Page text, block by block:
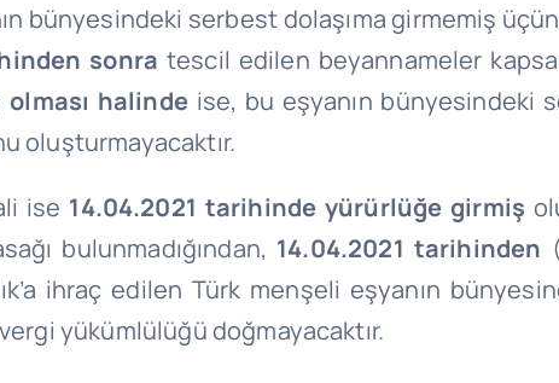
bünyesindeki serbest dolaşıma girmemiş
sonra tescil edilen beyannameler
olması halindeise, bu eşyanın bünyesindeki
oluşturmayacaktır.
ise 14.04.2021 tarihinde yürürlüğe girmiş
bulunmadığından, 14.04.2021 tarihinden
ihraç edilen Türk menşeli eşyanın
yükümlülüğü doğmayacaktır.